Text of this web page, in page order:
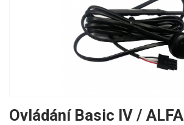
Ovládání Basic IV / ALFA